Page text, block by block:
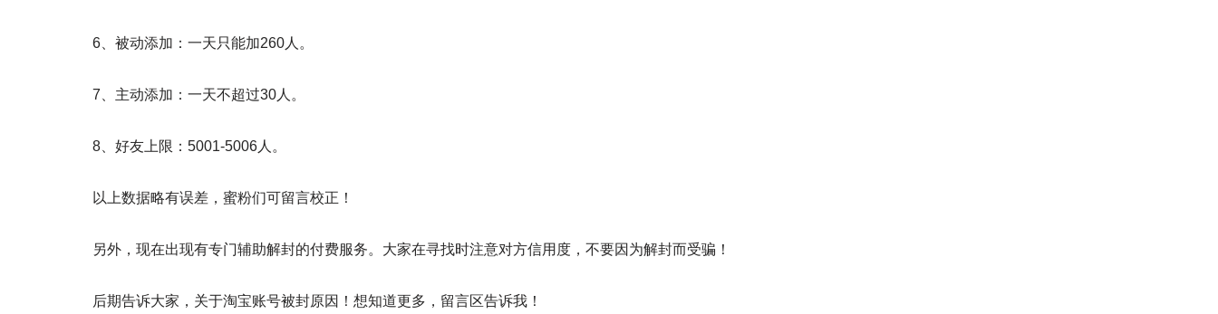
6、被动添加：一天只能加260人。
7、主动添加：一天不超过30人。
8、好友上限：5001-5006人。
以上数据略有误差，蜜粉们可留言校正！
另外，现在出现有专门辅助解封的付费服务。大家在寻找时注意对方信用度，不要因为解封而受骗！
后期告诉大家，关于淘宝账号被封原因！想知道更多，留言区告诉我！